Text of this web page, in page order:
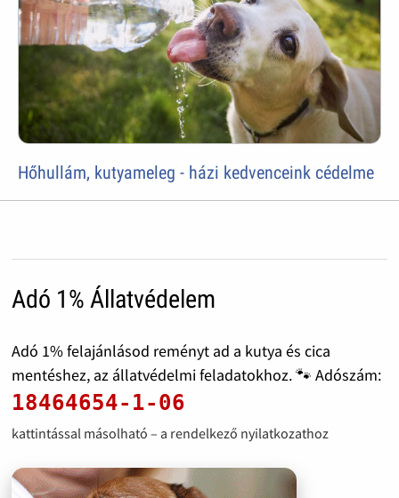
Hőhullám, kutyameleg - házi kedvenceink cédelme
Adó 1% Állatvédelem
Adó 1% felajánlásod reményt ad a kutya és cica
mentéshez, az állatvédelmi feladatokhoz. 🐾 Adószám:
18464654-1-06
kattintással másolható – a rendelkező nyilatkozathoz